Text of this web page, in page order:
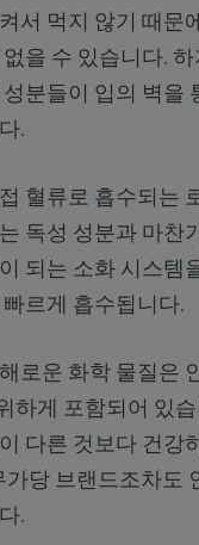
서 먹지 않기 때문
을 수 있습니다.
분들이 입의 벽을
.
혈류로 흡수되는
독성 성분과 마찬
되는 소화 시스템
르게 흡수됩니다.
로운 화학 물질은
하게 포함되어 있
다른 것보다 건강
가당 브랜드조차도
.